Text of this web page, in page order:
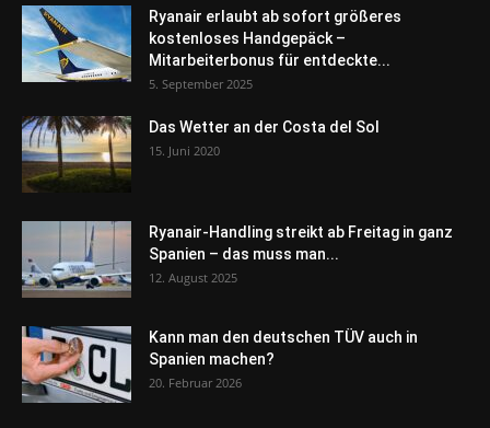
Ryanair erlaubt ab sofort größeres
kostenloses Handgepäck –
Mitarbeiterbonus für entdeckte...
5. September 2025
Das Wetter an der Costa del Sol
15. Juni 2020
Ryanair-Handling streikt ab Freitag in ganz
Spanien – das muss man...
12. August 2025
Kann man den deutschen TÜV auch in
Spanien machen?
20. Februar 2026